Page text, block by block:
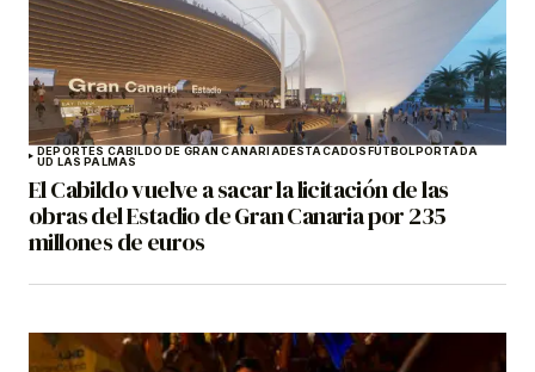
DEPORTES CABILDO DE GRAN CANARIADESTACADOSFÚTBOLPORTADA
UD LAS PALMAS
El Cabildo vuelve a sacar la licitación de las
obras del Estadio de Gran Canaria por 235
millones de euros